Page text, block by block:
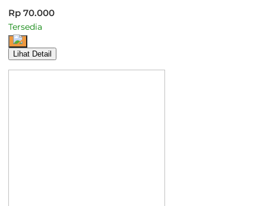
Rp 70.000
Tersedia
Lihat Detail